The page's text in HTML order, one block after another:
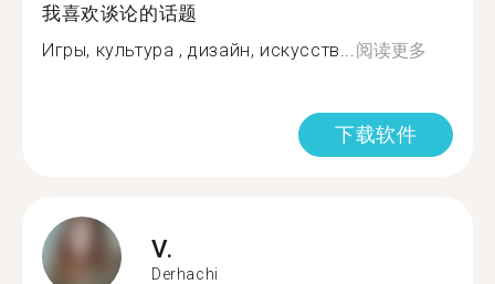
我喜欢谈论的话题
Игры, культура , дизайн, искусств...阅读更多
下载软件
V.
Derhachi